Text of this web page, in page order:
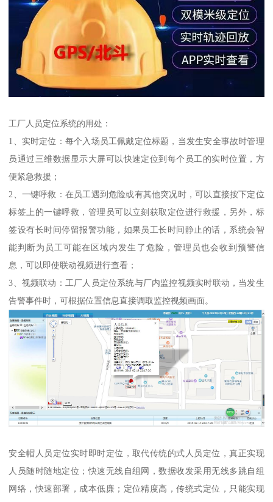
工厂人员定位系统的用处：
1、实时定位：每个入场员工佩戴定位标题，当发生安全事故时管理
员通过三维数据显示大屏可以快速定位到每个员工的实时位置，方
便紧急救援；
2、一键呼救：在员工遇到危险或有其他突况时，可以直接按下定位
标签上的一键呼救，管理员可以立刻获取定位进行救援，另外，标
签设有长时间停留报警功能，如果员工长时间静止的话，系统会智
能判断为员工可能在区域内发生了危险，管理员也会收到预警信
息，可以即使联动视频进行查看；
3、视频联动：工厂人员定位系统与厂内监控视频实时联动，当发生
告警事件时，可根据位置信息直接调取监控视频画面。
安全帽人员定位实时即时定位，取代传统的式人员定位，真正实现
人员随时随地定位；快速无线自组网，数据收发采用无线多跳自组
网络，快速部署，成本低廉；定位精度高，传统式定位，只能实现